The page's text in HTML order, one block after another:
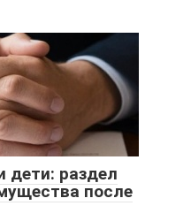
дети: раздел
после